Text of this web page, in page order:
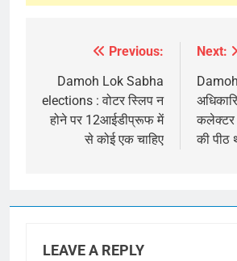
navigation
Previous:
Damoh Lok Sabha
elections : वोटर स्लिप न
होने पर 12आईडीप्रूफ में
से कोई एक चाहिए
Next:
कलेक्टर
की पीठ
LEAVE A REPLY